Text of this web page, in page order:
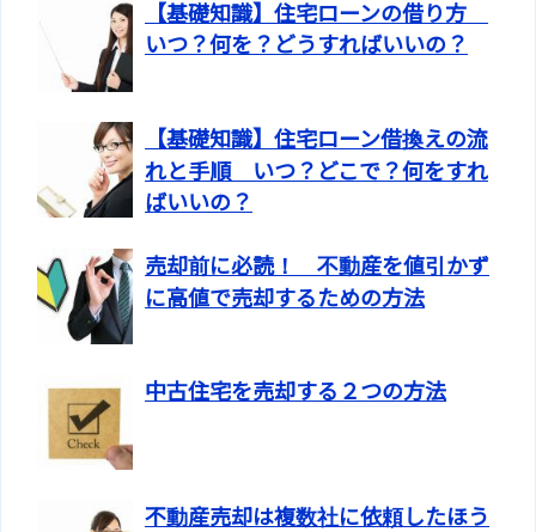
【基礎知識】住宅ローンの借り方
いつ？何を？どうすればいいの？
【基礎知識】住宅ローン借換えの流
れと手順 いつ？どこで？何をすれ
ばいいの？
売却前に必読！ 不動産を値引かず
に高値で売却するための方法
中古住宅を売却する２つの方法
不動産売却は複数社に依頼したほう